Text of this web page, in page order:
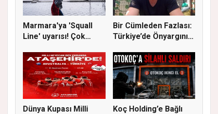
Marmara'ya 'Squall
Line' uyarısı! Çok
Bir Cümleden Fazlası:
Türkiye’de Önyargının
Dünya Kupası Milli
Koç Holding’e Bağlı